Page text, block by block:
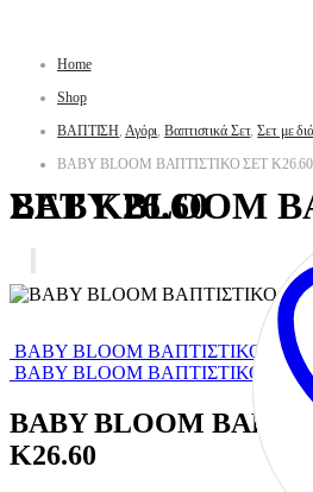
Home
Shop
ΒΑΠΤΙΣΗ, Αγόρι,Βαπτιστικά Σετ,Σετ με
BABY BLOOM ΒΑΠΤΙΣΤΙΚΟ ΣΕΤ Κ26.60
BABY BLOOM ΒΑΠΤΙΣΤΙΚΟ ΣΕΤ Κ26.60
BABY BLOOM ΒΑΠΤΙΣΤΙΚΟ ΣΕΤ
BABY BLOOM ΒΑΠΤΙΣΤΙΚΟ ΣΕΤ
BABY BLOOM
Κ26.60